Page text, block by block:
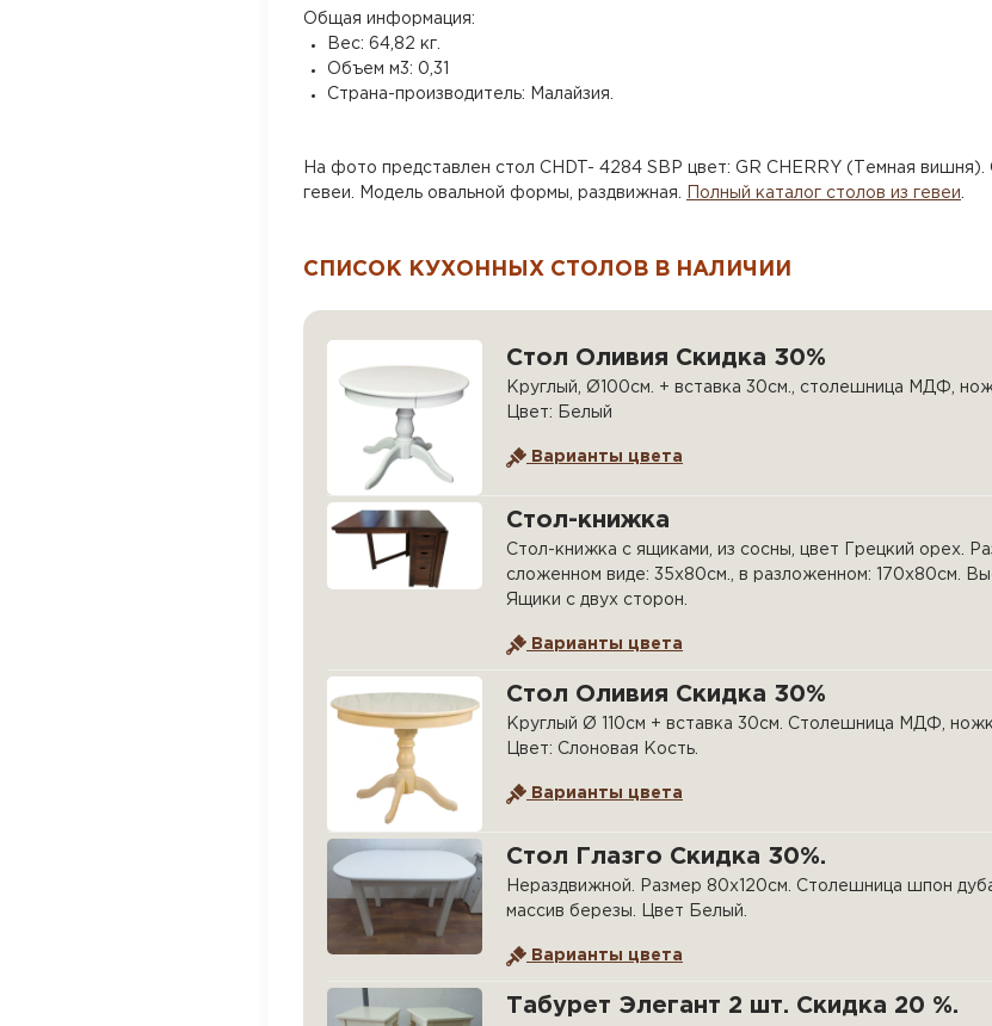
Общая информация:
Вес: 64,82 кг.
Объем м3: 0,31
Страна-производитель: Малайзия.
На фото представлен стол CHDT- 4284 SBP цвет: GR CHERRY (Темная вишня).
гевеи. Модель овальной формы, раздвижная.
Полный каталог столов из гевеи
СПИСОК КУХОННЫХ СТОЛОВ В НАЛИЧИИ
Стол Оливия Скидка 30%
Круглый, Ø100см. + вставка 30см., столешница МДФ,
Цвет: Белый
Варианты цвета
Стол-книжка
Стол-книжка с ящиками, из сосны, цвет Грецкий орех.
сложенном виде: 35х80см., в разложенном: 170х80см.
Ящики с двух сторон.
Варианты цвета
Стол Оливия Скидка 30%
Круглый Ø 110см + вставка 30см. Столешница МДФ,
Цвет: Слоновая Кость.
Варианты цвета
Стол Глазго Скидка 30%.
Нераздвижной. Размер 80х120см. Столешница шпон
массив березы. Цвет Белый.
Варианты цвета
Табурет Элегант 2 шт. Скидка 20 %.